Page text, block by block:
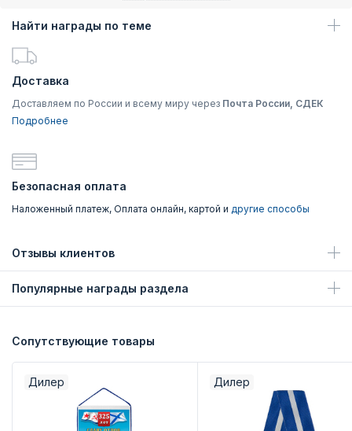
Найти награды по теме
Доставка
Доставляем по России и всему миру через Почта России, СДЕК
Подробнее
Безопасная оплата
Наложенный платеж, Оплата онлайн, картой и другие способы
Отзывы клиентов
Популярные награды раздела
Сопутствующие товары
Дилер Дилер